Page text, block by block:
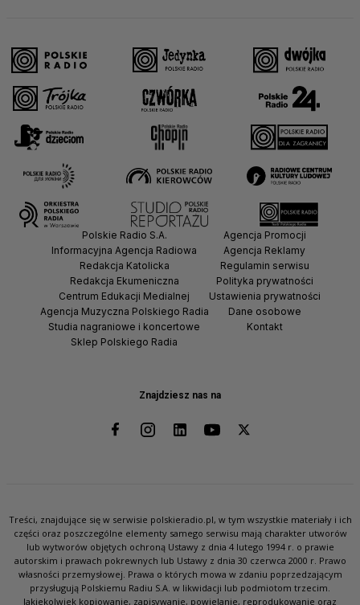
Znajdziesz nas na
Polskie Radio S.A.
Informacyjna Agencja Radiowa
Redakcja Katolicka
Redakcja Ekumeniczna
Centrum Edukacji Medialnej
Agencja Muzyczna Polskiego Radia
Studia nagraniowe i koncertowe
Sklep Polskiego Radia
Agencja Promocji
Agencja Reklamy
Regulamin serwisu
Polityka prywatności
Ustawienia prywatności
Dane osobowe
Kontakt
Treści, znajdujące się w serwisie polskieradio.pl, w tym wszystkie materiały i ich
części oraz poszczególne elementy samego serwisu mają charakter utworów
lub wytworów objętych ochroną Ustawy z dnia 4 lutego 1994 r. o prawie
autorskim i prawach pokrewnych lub Ustawy z dnia 30 czerwca 2000 r. Prawo
własności przemysłowej. Prawa o których mowa w zdaniu poprzedzającym
przysługują Polskiemu Radiu S.A. w likwidacji lub podmiotom trzecim.
Jakiekolwiek kopiowanie, zapisywanie, powielanie, reprodukowanie oraz